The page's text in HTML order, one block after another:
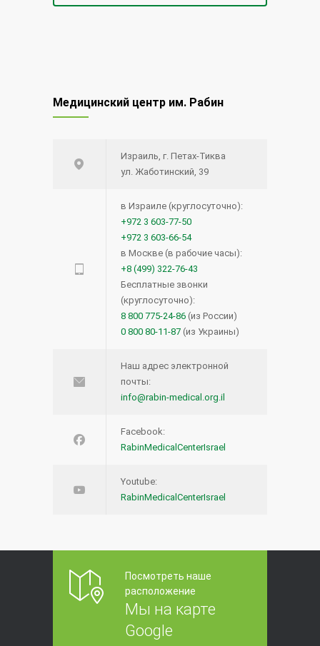
Медицинский центр им. Рабин
Израиль, г. Петах-Тиква
ул. Жаботинский, 39
в Израиле (круглосуточно):
+972 3 603-77-50
+972 3 603-66-54
в Москве (в рабочие часы):
+8 (499) 322-76-43
Бесплатные звонки
(круглосуточно):
8 800 775-24-86 (из России)
0 800 80-11-87 (из Украины)
Наш адрес электронной
почты:
info@rabin-medical.org.il
Facebook:
RabinMedicalCenterIsrael
Youtube:
RabinMedicalCenterIsrael
Посмотреть наше
расположение
Мы на карте
Google